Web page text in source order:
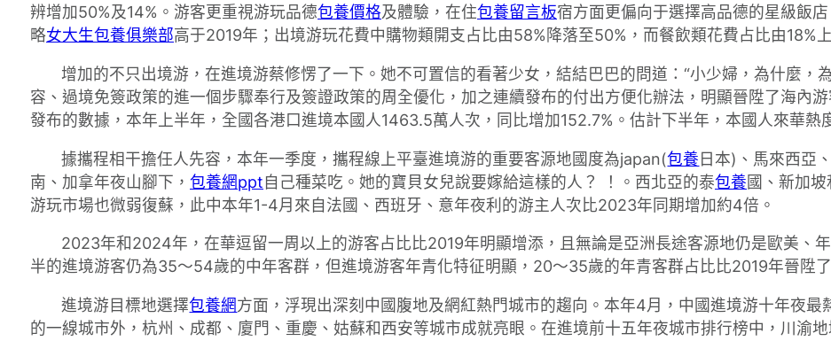
辨增加50%及14%。游客更重視游玩品德包養價格及體驗，在住包養留言板宿方面更偏向于選擇高品德的星級飯
略女大生包養俱樂部高于2019年；出境游玩花費中購物類開支占比由58%降落至50%，而餐飲類花費占比由18%
增加的不只出境游，在進境游蔡修愣了一下。她不可置信的看著少女，結結巴巴的問道：“小少婦，為什麼，
容、過境免簽政策的進一個步驟奉行及簽證政策的周全優化，加之連續發布的付出方便化辦法，明顯晉陞了海內
發布的數據，本年上半年，全國各港口進境本國人1463.5萬人次，同比增加152.7%。估計下半年，本國人來華熱
據攜程相干擔任人先容，本年一季度，攜程線上平臺進境游的重要客源地國度為japan(包養日本)、馬來西亞
南、加拿年夜山腳下， 包養網ppt自己種菜吃。她的寶貝女兒說要嫁給這樣的人？ ！。西北亞的泰包養國、新加
游玩市場也微弱復蘇，此中本年1-4月來自法國、西班牙、意年夜利的游主人次比2023年同期增加約4倍。
2023年和2024年，在華逗留一周以上的游客占比比2019年明顯增添，且無論是亞洲長途客源地仍是歐美、
半的進境游客仍為35～54歲的中年客群，但進境游客年青化特征明顯，20～35歲的年青客群占比比2019年晉陞了
進境游目標地選擇包養網方面，浮現出深刻中國腹地及網紅熱門城市的趨向。本年4月，中國進境游十年夜
的一線城市外，杭州、成都、廈門、重慶、姑蘇和西安等城市成就亮眼。在進境前十五年夜城市排行榜中，川渝